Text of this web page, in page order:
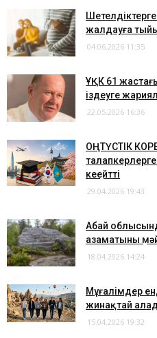
жалдауға
04.06.2026 11:35
ҰҚК 61
іздеуге
22.05.2026 16:36
ОҢТҮСТІК
кеңейтті
29.04.2026 19:43
Абай
азаматының
18.04.2026 14:24
Мұғалімдер
жинақтай
15.04.2026 19:32